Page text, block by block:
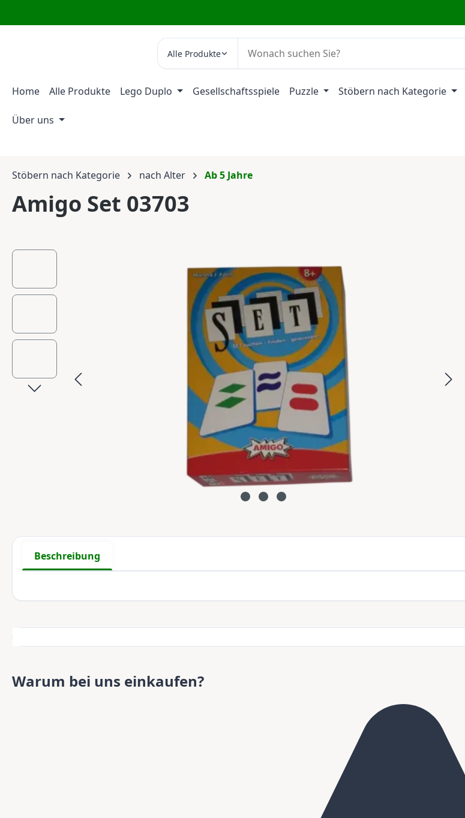
Alle Produkte
Home Alle Produkte Lego Duplo Gesellschaftsspiele Puzzle Stöbern nach Kategorie
Über uns
Stöbern nach Kategorie nach Alter Ab 5 Jahre
Amigo Set 03703
Bildergalerie überspringen
Beschreibung
Warum bei uns einkaufen?